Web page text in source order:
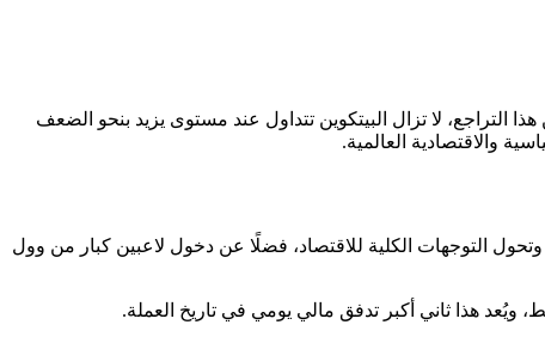
أن تتراجع إلى مستوى 116,000 دولار يوم الثلاثاء، وعلى الرغم من هذا التراجع، لا تزال البيتكوين تتداول عند مستوى يزيد بنحو الضعف
والاقتصادية العالمية.
التوجهات الكلية للاقتصاد، فضلًا عن دخول لاعبين كبار من وول